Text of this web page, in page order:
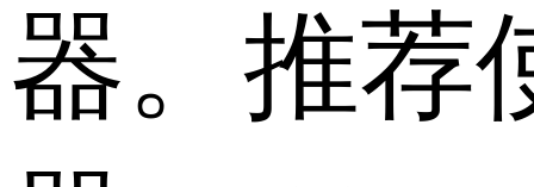
器。推荐